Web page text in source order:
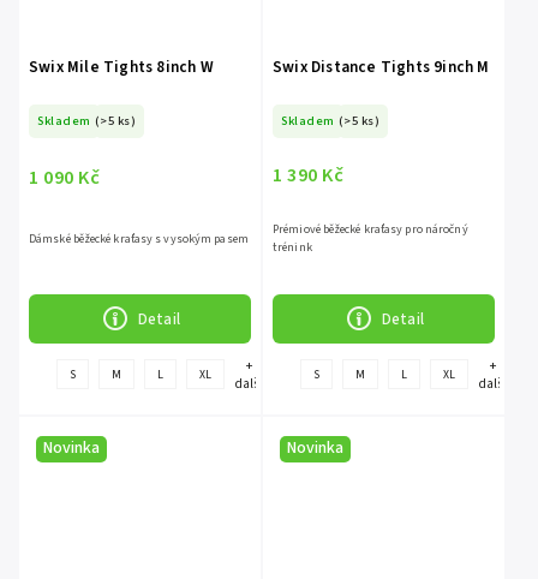
Swix Mile Tights 8inch W
Skladem (>5 ks)
1 090 Kč
Detail
Dámské běžecké kraťasy s vysokým pasem
S M L XL
+
další
Swix Distance Tights 9inch M
Skladem (>5 ks)
1 390 Kč
Detail
Prémiové běžecké kraťasy pro náročný
trénink
S M L XL
+
další
Novinka Novinka